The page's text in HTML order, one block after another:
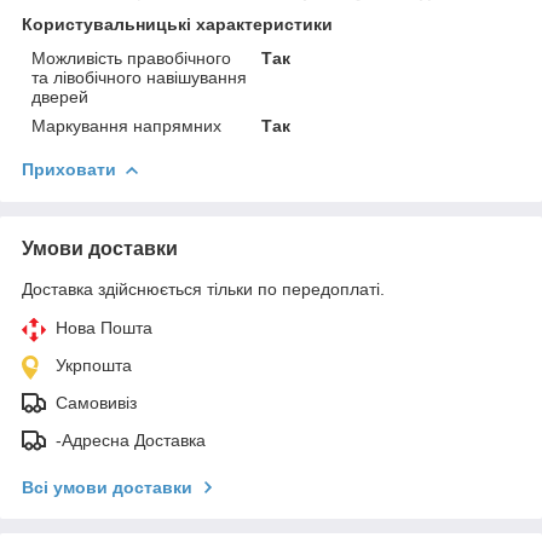
Користувальницькі характеристики
Можливість правобічного
та лівобічного навішування
дверей
Так
Маркування напрямних Так
Приховати
Умови доставки
Доставка здійснюється тільки по передоплаті.
Нова Пошта
Укрпошта
Самовивіз
-Адресна Доставка
Всі умови доставки